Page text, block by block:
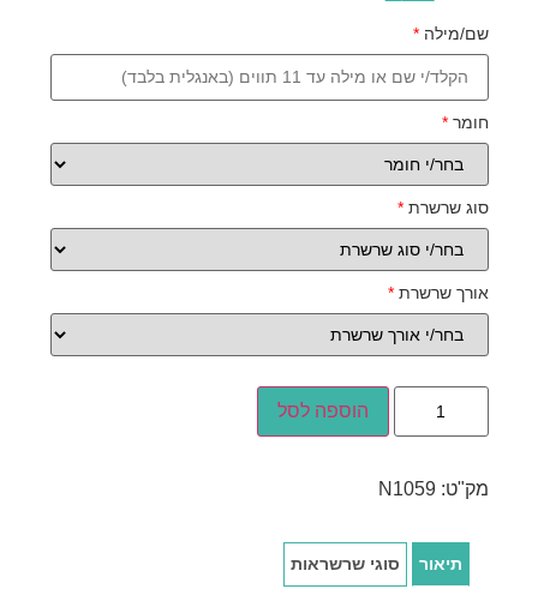
שם/מילה*
חומר*
סוג שרשרת*
אורך שרשרת*
הוספה לסל
מק"ט:N1059
תיאור סוגי שרשראות